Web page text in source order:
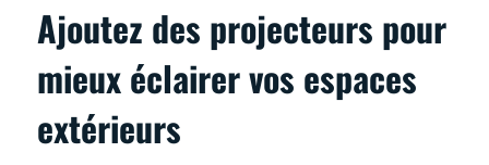
Ajoutez des projecteurs pour
mieux éclairer vos espaces
extérieurs